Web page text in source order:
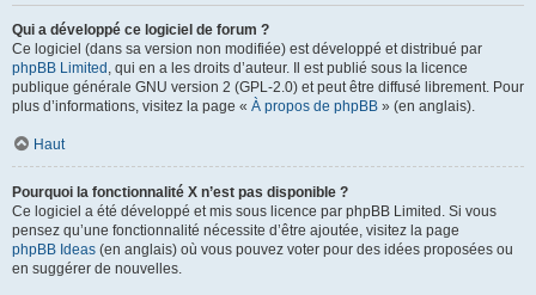
Qui a développé ce logiciel de forum ?
Ce logiciel (dans sa version non modifiée) est développé et distribué par
phpBB Limited , qui en a les droits d’auteur. Il est publié sous la licence
publique générale GNU version 2 (GPL-2.0) et peut être diffusé librement. Pour
plus d’informations, visitez la page « À propos de phpBB » (en anglais).
Haut
Pourquoi la fonctionnalité X n’est pas disponible ?
Ce logiciel a été développé et mis sous licence par phpBB Limited. Si vous
pensez qu’une fonctionnalité nécessite d’être ajoutée, visitez la page
phpBB Ideas (en anglais) où vous pouvez voter pour des idées proposées ou
en suggérer de nouvelles.